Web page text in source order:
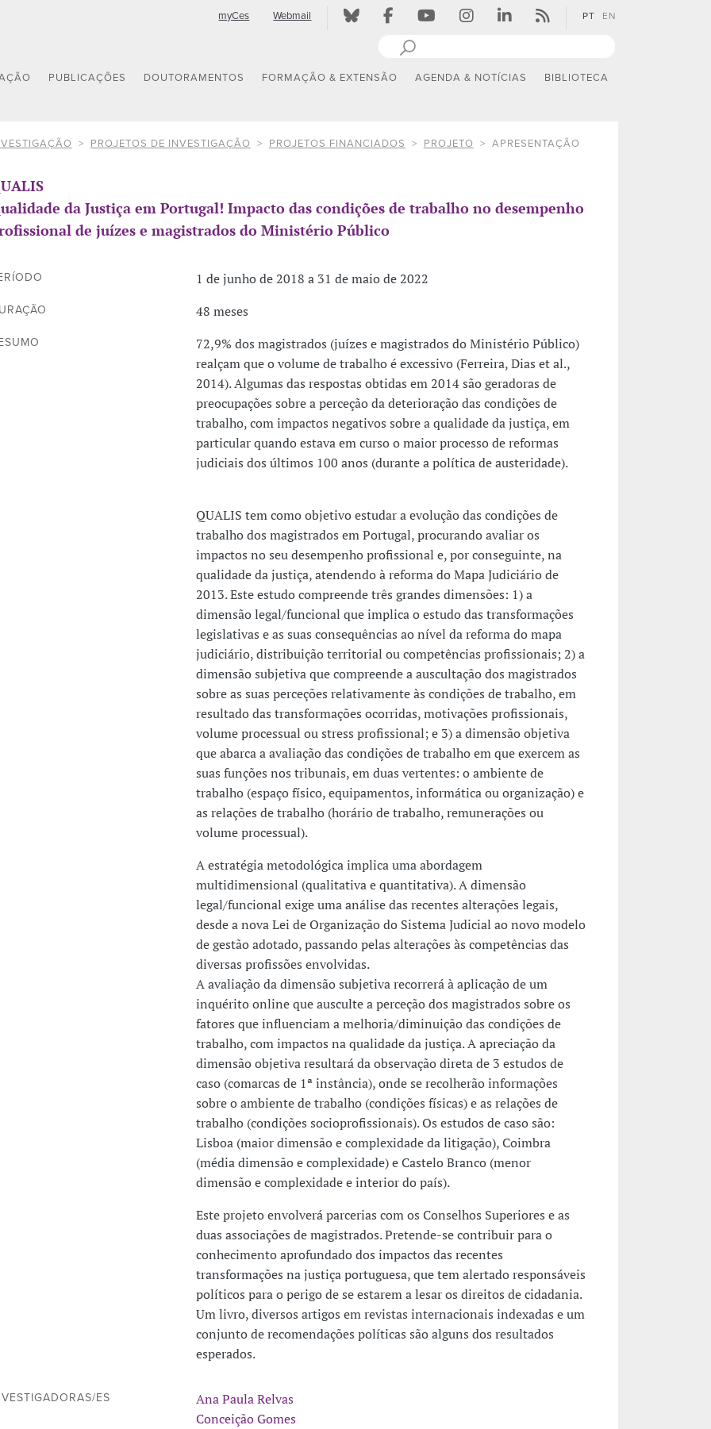
myCes Webmail PT EN
PUBLICAÇÕES DOUTORAMENTOS FORMAÇÃO & EXTENSÃO AGENDA & NOTÍCIAS BIBLIOTECA
PROJETOS DE INVESTIGAÇÃO PROJETOS FINANCIADOS PROJETO APRESENTAÇÃO
da Justiça em Portugal! Impacto das condições de trabalho no desempenho
de juízes e magistrados do Ministério Público
1 de junho de 2018 a 31 de maio de 2022
48 meses
72,9% dos magistrados (juízes e magistrados do Ministério Público)
realçam que o volume de trabalho é excessivo (Ferreira, Dias et al.,
2014). Algumas das respostas obtidas em 2014 são geradoras de
preocupações sobre a perceção da deterioração das condições de
trabalho, com impactos negativos sobre a qualidade da justiça, em
particular quando estava em curso o maior processo de reformas
judiciais dos últimos 100 anos (durante a política de austeridade).
QUALIS tem como objetivo estudar a evolução das condições de
trabalho dos magistrados em Portugal, procurando avaliar os
impactos no seu desempenho profissional e, por conseguinte, na
qualidade da justiça, atendendo à reforma do Mapa Judiciário de
2013. Este estudo compreende três grandes dimensões: 1) a
dimensão legal/funcional que implica o estudo das transformações
legislativas e as suas consequências ao nível da reforma do mapa
judiciário, distribuição territorial ou competências profissionais; 2) a
dimensão subjetiva que compreende a auscultação dos magistrados
sobre as suas perceções relativamente às condições de trabalho, em
resultado das transformações ocorridas, motivações profissionais,
volume processual ou stress profissional; e 3) a dimensão objetiva
que abarca a avaliação das condições de trabalho em que exercem as
suas funções nos tribunais, em duas vertentes: o ambiente de
trabalho (espaço físico, equipamentos, informática ou organização) e
as relações de trabalho (horário de trabalho, remunerações ou
volume processual).
A estratégia metodológica implica uma abordagem
multidimensional (qualitativa e quantitativa). A dimensão
legal/funcional exige uma análise das recentes alterações legais,
desde a nova Lei de Organização do Sistema Judicial ao novo modelo
de gestão adotado, passando pelas alterações às competências das
diversas profissões envolvidas.
A avaliação da dimensão subjetiva recorrerá à aplicação de um
inquérito online que ausculte a perceção dos magistrados sobre os
fatores que influenciam a melhoria/diminuição das condições de
trabalho, com impactos na qualidade da justiça. A apreciação da
dimensão objetiva resultará da observação direta de 3 estudos de
caso (comarcas de 1ª instância), onde se recolherão informações
sobre o ambiente de trabalho (condições físicas) e as relações de
trabalho (condições socioprofissionais). Os estudos de caso são:
Lisboa (maior dimensão e complexidade da litigação), Coimbra
(média dimensão e complexidade) e Castelo Branco (menor
dimensão e complexidade e interior do país).
Este projeto envolverá parcerias com os Conselhos Superiores e as
duas associações de magistrados. Pretende-se contribuir para o
conhecimento aprofundado dos impactos das recentes
transformações na justiça portuguesa, que tem alertado responsáveis
políticos para o perigo de se estarem a lesar os direitos de cidadania.
Um livro, diversos artigos em revistas internacionais indexadas e um
conjunto de recomendações políticas são alguns dos resultados
esperados.
ES
Ana Paula Relvas
Conceição Gomes